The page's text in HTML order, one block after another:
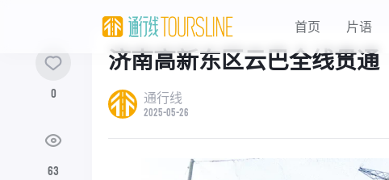
首页 片语
0
63
济南高新东区云巴全线贯通
通行线
2025-05-26